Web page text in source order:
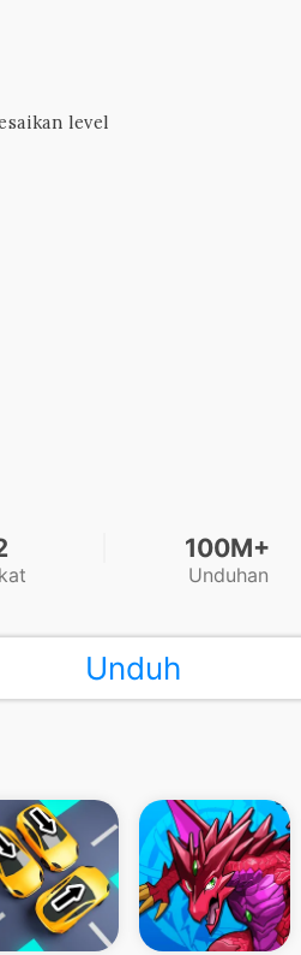
level
100M+
Unduhan
Unduh